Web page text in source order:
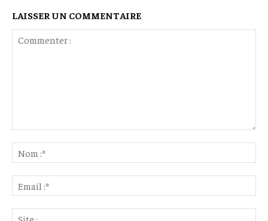
LAISSER UN COMMENTAIRE
:*
:*